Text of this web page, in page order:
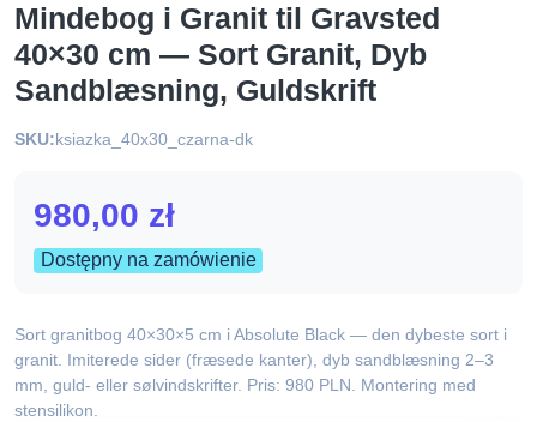
Mindebog i Granit til Gravsted
40×30 cm — Sort Granit, Dyb
Sandblæsning, Guldskrift
SKU:ksiazka_40x30_czarna-dk
980,00 zł
Dostępny na zamówienie
Sort granitbog 40×30×5 cm i Absolute Black — den dybeste sort i
granit. Imiterede sider (fræsede kanter), dyb sandblæsning 2–3
mm, guld- eller sølvindskrifter. Pris: 980 PLN. Montering med
stensilikon.